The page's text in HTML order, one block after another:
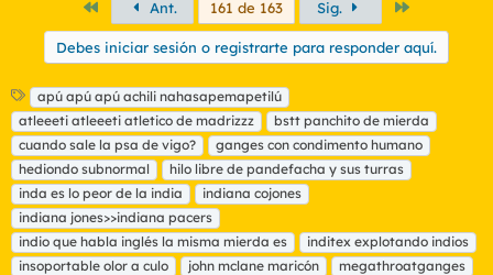
PrimeroAnt. 161 de 163 Sig.
Debes iniciar sesión o registrarte para responder aquí.
E
t
i
q
u
e
t
a
s
apú apú apú achili nahasapemapetilú
atleeeti atleeeti atletico de madrizzz
bstt panchito de mierda
cuando sale la psa de vigo?
ganges con condimento humano
hediondo subnormal
hilo libre de pandefacha y sus turras
inda es lo peor de la india
indiana cojones
indiana jones>>indiana pacers
indio que habla inglés la misma mierda es
inditex explotando indios
insoportable olor a culo
john mclane maricón
megathroatganges